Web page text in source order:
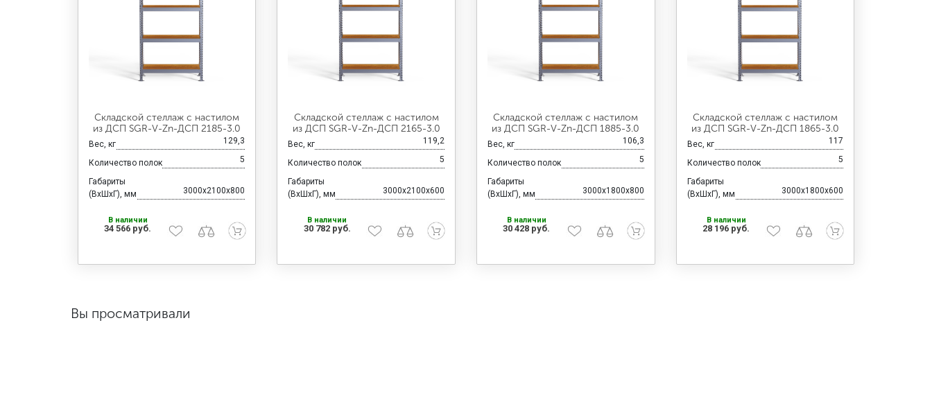
Складской стеллаж с настилом
из ДСП SGR-V-Zn-ДСП 2185-3.0
Вес, кг 129,3
Количество полок 5
Габариты
(ВхШхГ), мм
3000x2100x800
В наличии
34 566 руб.
Складской стеллаж с настилом
из ДСП SGR-V-Zn-ДСП 2165-3.0
Вес, кг 119,2
Количество полок 5
Габариты
(ВхШхГ), мм
3000x2100x600
В наличии
30 782 руб.
Складской стеллаж с настилом
из ДСП SGR-V-Zn-ДСП 1885-3.0
Вес, кг 106,3
Количество полок 5
Габариты
(ВхШхГ), мм
3000x1800x800
В наличии
30 428 руб.
Складской стеллаж с настилом
из ДСП SGR-V-Zn-ДСП 1865-3.0
Вес, кг 117
Количество полок 5
Габариты
(ВхШхГ), мм
3000x1800x600
В наличии
28 196 руб.
Вы просматривали